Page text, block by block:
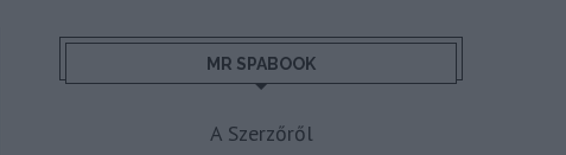
MR SPABOOK
A Szerzőről